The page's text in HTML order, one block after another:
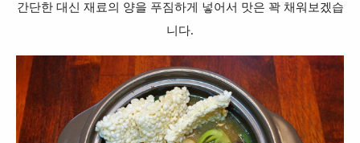
간단한 대신 재료의 양을 푸짐하게 넣어서 맛은 꽉 채워보겠습
니다.